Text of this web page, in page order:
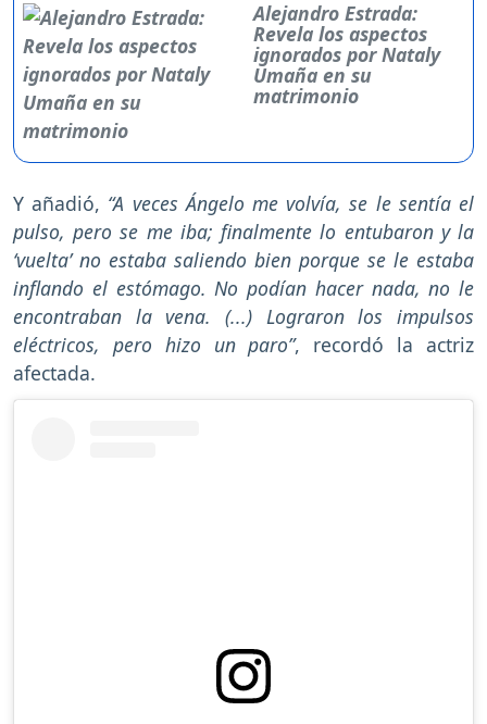
Alejandro Estrada:
Revela los aspectos
ignorados por Nataly
Umaña en su
matrimonio
Y añadió, “A veces Ángelo me volvía, se le sentía el
pulso, pero se me iba; finalmente lo entubaron y la
‘vuelta’ no estaba saliendo bien porque se le estaba
inflando el estómago. No podían hacer nada, no le
encontraban la vena. (...) Lograron los impulsos
eléctricos, pero hizo un paro”, recordó la actriz
afectada.